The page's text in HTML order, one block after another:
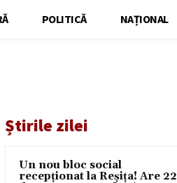
POLITICĂ NAȚIONAL
Știrile zilei
Un nou bloc social
recepționat la Reșița! Are 22